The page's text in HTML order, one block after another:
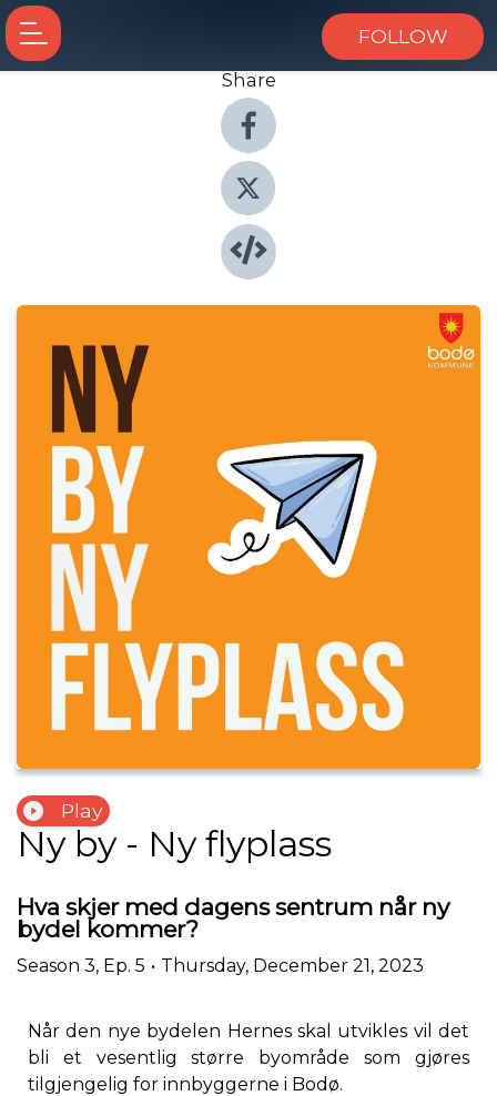
FOLLOW
Share
Play
Ny by - Ny flyplass
Hva skjer med dagens sentrum når ny
bydel kommer?
Season 3, Ep. 5 • Thursday, December 21, 2023
Når den nye bydelen Hernes skal utvikles vil det
bli et vesentlig større byområde som gjøres
tilgjengelig for innbyggerne i Bodø.